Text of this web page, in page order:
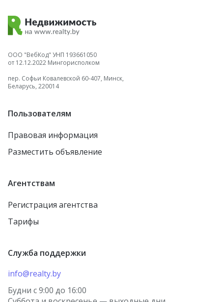
ООО "ВебКод" УНП 193661050
от 12.12.2022 Мингорисполком
пер. Софьи Ковалевской 60-407, Минск,
Беларусь, 220014
Пользователям
Правовая информация
Разместить объявление
Агентствам
Регистрация агентства
Тарифы
Служба поддержки
info@realty.by
Будни с 9:00 до 16:00